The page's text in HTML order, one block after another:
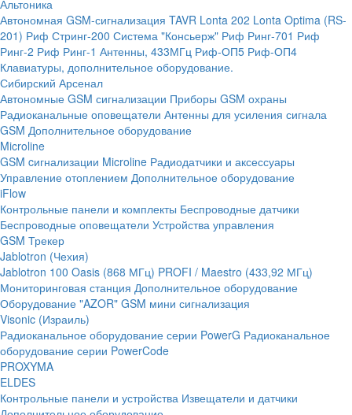
Альтоника
Автономная GSM-сигнализация TAVR Lonta 202 Lonta Optima (RS-
201) Риф Стринг-200 Система "Консьерж" Риф Ринг-701 Риф
Ринг-2 Риф Ринг-1 Антенны, 433МГц Риф-ОП5 Риф-ОП4
Клавиатуры, дополнительное оборудование.
Сибирский Арсенал
Автономные GSM сигнализации Приборы GSM охраны
Радиоканальные оповещатели Антенны для усиления сигнала
GSM Дополнительное оборудование
Microline
GSM cигнализации Microline Радиодатчики и аксессуары
Управление отоплением Дополнительное оборудование
iFlow
Контрольные панели и комплекты Беспроводные датчики
Беспроводные оповещатели Устройства управления
GSM Трекер
Jablotron (Чехия)
Jablotron 100 Oasis (868 МГц) PROFI / Maestro (433,92 МГц)
Мониторинговая станция Дополнительное оборудование
Оборудование "AZOR" GSM мини сигнализация
Visonic (Израиль)
Радиоканальное оборудование серии PowerG Радиоканальное
оборудование серии PowerCode
PROXYMA
ELDES
Контрольные панели и устройства Извещатели и датчики